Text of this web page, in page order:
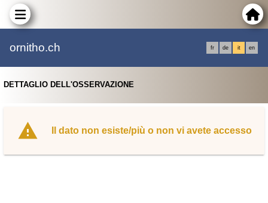
ornitho.ch fr de it en
DETTAGLIO DELL'OSSERVAZIONE
Il dato non esiste/più o non vi avete accesso